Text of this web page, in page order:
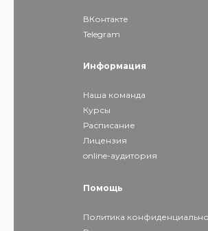
ВКонтакте
Telegram
Наша команда
Курсы
Расписание
Лицензия
online-аудитория
Информация
Политика
Помощь